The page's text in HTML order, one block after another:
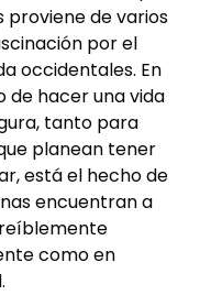
de varios
por el
occidentales. En
de hacer una vida
tanto para
planean tener
está el hecho de
encuentran a
como en